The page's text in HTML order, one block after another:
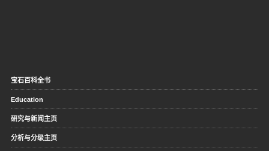
宝石百科全书
Education
研究与新闻主页
分析与分级主页